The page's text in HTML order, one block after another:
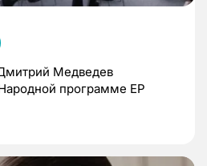
Медведев
программе ЕР